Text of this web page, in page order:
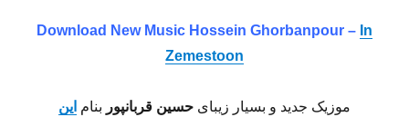
Download New Music Hossein Ghorbanpour – In
Zemestoon
موزیک جدید و بسیار زیبای حسین قربانپور بنام این